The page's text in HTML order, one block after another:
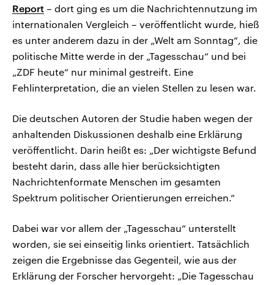
Report – dort ging es um die Nachrichtennutzung im
internationalen Vergleich – veröffentlicht wurde, hieß
es unter anderem dazu in der „Welt am Sonntag“, die
politische Mitte werde in der „Tagesschau“ und bei
„ZDF heute“ nur minimal gestreift. Eine
Fehlinterpretation, die an vielen Stellen zu lesen war.
Die deutschen Autoren der Studie haben wegen der
anhaltenden Diskussionen deshalb eine Erklärung
veröffentlicht. Darin heißt es: „Der wichtigste Befund
besteht darin, dass alle hier berücksichtigten
Nachrichtenformate Menschen im gesamten
Spektrum politischer Orientierungen erreichen.“
Dabei war vor allem der „Tagesschau“ unterstellt
worden, sie sei einseitig links orientiert. Tatsächlich
zeigen die Ergebnisse das Gegenteil, wie aus der
Erklärung der Forscher hervorgeht: „Die Tagesschau